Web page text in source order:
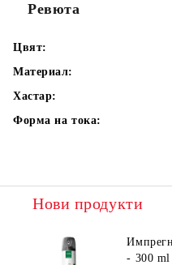
Ревюта
Цвят:
Материал:
Хастар:
Форма на тока:
Нови продукти
- 300 ml